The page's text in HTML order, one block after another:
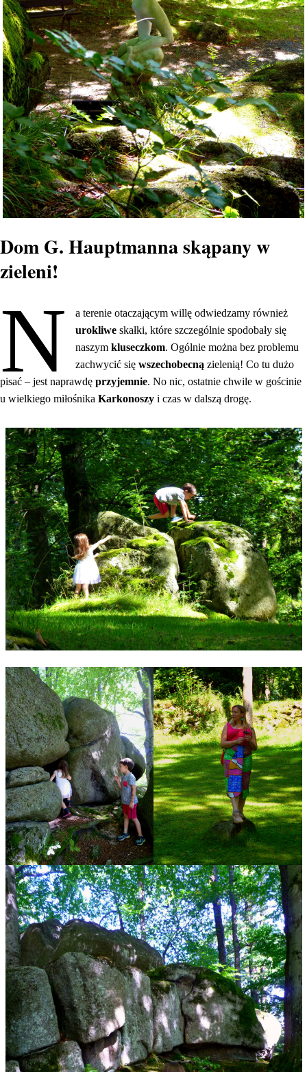
Dom G. Hauptmanna skąpany w
zieleni!
N
a terenie otaczającym willę odwiedzamy również
urokliweskałki, które szczególnie spodobały się
naszymkluseczkom. Ogólnie można bez problemu
zachwycić sięwszechobecnązielenią! Co tu dużo
pisać – jest naprawdę przyjemnie. No nic, ostatnie chwile w gościnie
u wielkiego miłośnika Karkonoszy i czas w dalszą drogę.